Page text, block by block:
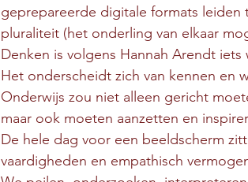
geprepareerde digitale formats
pluraliteit (het onderling van elkaar
Denken is volgens Hannah Arendt
Het onderscheidt zich van kennen en
Onderwijs zou niet alleen gericht
maar ook moeten aanzetten en
De hele dag voor een beeldscherm
vaardigheden en empathisch